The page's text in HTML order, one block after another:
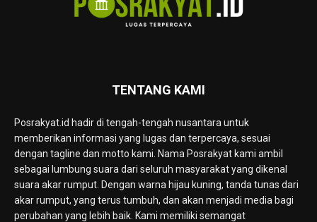
TENTANG KAMI
Posrakyat.id hadir di tengah-tengah nusantara untuk
memberikan informasi yang lugas dan terpercaya, sesuai
dengan tagline dan motto kami. Nama Posrakyat kami ambil
sebagai lumbung suara dari seluruh masyarakat yang dikenal
suara akar rumput. Dengan warna hijau kuning, tanda tunas dari
akar rumput, yang terus tumbuh, dan akan menjadi media bagi
perubahan yang lebih baik. Kami memiliki semangat